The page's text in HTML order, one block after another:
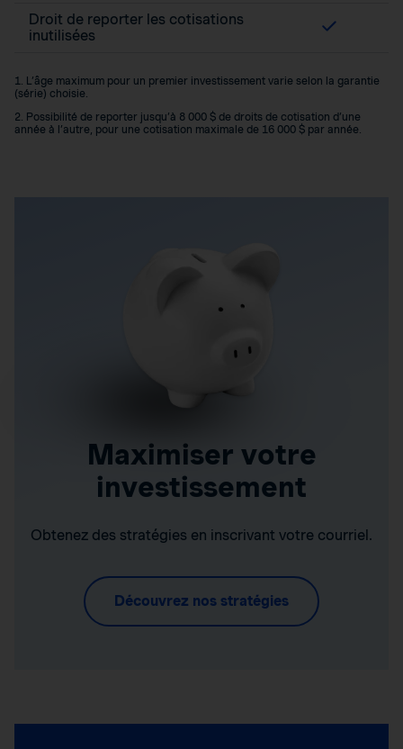
Droit de reporter les cotisations
inutilisées
1. L’âge maximum pour un premier investissement varie selon la garantie
(série) choisie.
2. Possibilité de reporter jusqu’à 8 000 $ de droits de cotisation d’une
année à l’autre, pour une cotisation maximale de 16 000 $ par année.
Maximiser votre
investissement
Obtenez des stratégies en inscrivant votre courriel.
Découvrez nos stratégies